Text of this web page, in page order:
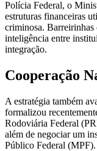
Polícia Federal, o
estruturas financeiras
criminosa. Barreirinhas
inteligência entre
integração.
Cooperação
A estratégia também
formalizou
Rodoviária Federal
além de negociar um
Público Federal (MPF).